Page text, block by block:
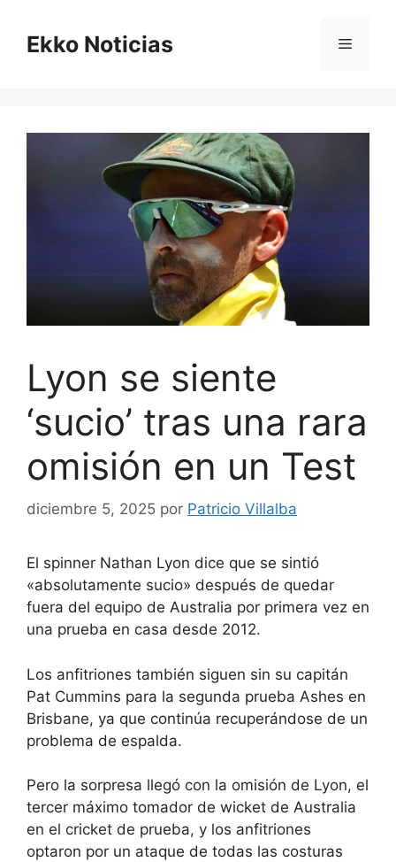
contenido
Ekko Noticias Menú
Lyon se siente
‘sucio’ tras una rara
omisión en un Test
diciembre 5, 2025 por Patricio Villalba
El spinner Nathan Lyon dice que se sintió
«absolutamente sucio» después de quedar
fuera del equipo de Australia por primera vez en
una prueba en casa desde 2012.
Los anfitriones también siguen sin su capitán
Pat Cummins para la segunda prueba Ashes en
Brisbane, ya que continúa recuperándose de un
problema de espalda.
Pero la sorpresa llegó con la omisión de Lyon, el
tercer máximo tomador de wicket de Australia
en el cricket de prueba, y los anfitriones
optaron por un ataque de todas las costuras